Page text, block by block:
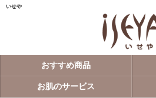
いせや
おすすめ商品
お肌のサービス